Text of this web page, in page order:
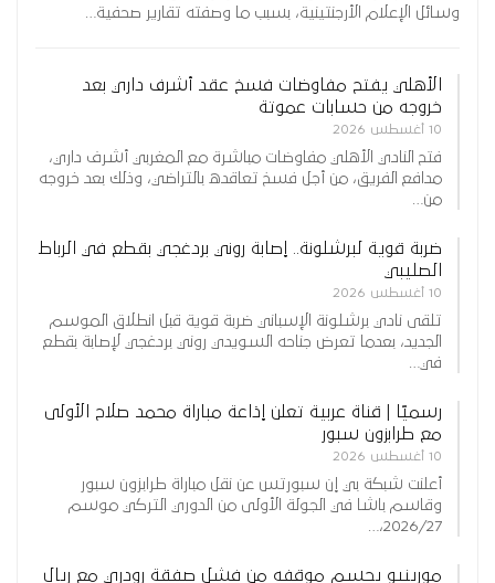
وسائل الإعلام الأرجنتينية، بسبب ما وصفته تقارير صحفية…
الأهلي يفتح مفاوضات فسخ عقد أشرف داري بعد
خروجه من حسابات عموتة
10 أغسطس 2026
فتح النادي الأهلي مفاوضات مباشرة مع المغربي أشرف داري،
مدافع الفريق، من أجل فسخ تعاقده بالتراضي، وذلك بعد خروجه
من…
ضربة قوية لبرشلونة.. إصابة روني بردغجي بقطع في الرباط
الصليبي
10 أغسطس 2026
تلقى نادي برشلونة الإسباني ضربة قوية قبل انطلاق الموسم
الجديد، بعدما تعرض جناحه السويدي روني بردغجي لإصابة بقطع
في…
رسميًا | قناة عربية تعلن إذاعة مباراة محمد صلاح الأولى
مع طرابزون سبور
10 أغسطس 2026
أعلنت شبكة بي إن سبورتس عن نقل مباراة طرابزون سبور
وقاسم باشا في الجولة الأولى من الدوري التركي موسم
2026/27،…
مورينيو يحسم موقفه من فشل صفقة رودري مع ريال